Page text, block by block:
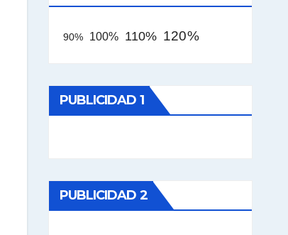
90% 100% 110% 120%
PUBLICIDAD 1
PUBLICIDAD 2